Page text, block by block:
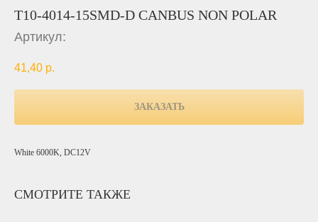
T10-4014-15SMD-D CANBUS NON POLAR
Артикул:
41,40 р.
ЗАКАЗАТЬ
White 6000K, DC12V
СМОТРИТЕ ТАКЖЕ